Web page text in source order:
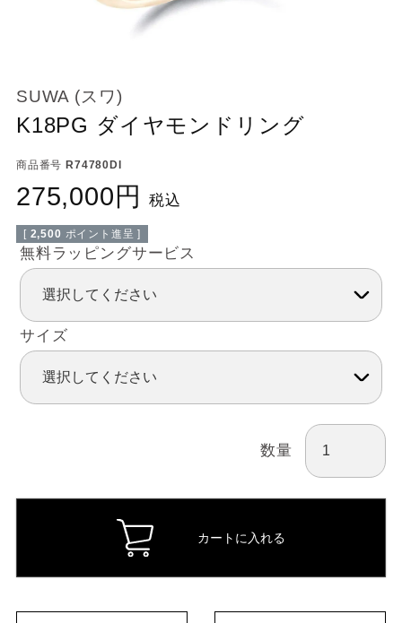
SUWA (スワ)
K18PG ダイヤモンドリング
商品番号 R74780DI
275,000 税込
[ 2,500 ポイント進呈 ]
無料ラッピングサービス
サイズ
数量
カートに入れる